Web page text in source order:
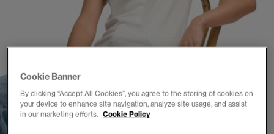
Cookie Banner
By clicking “Accept All Cookies”, you agree to the storing of cookies on
your device to enhance site navigation, analyze site usage, and assist
in our marketing efforts. Cookie Policy